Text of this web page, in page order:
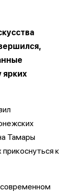
ярких
Тамары
к
современном